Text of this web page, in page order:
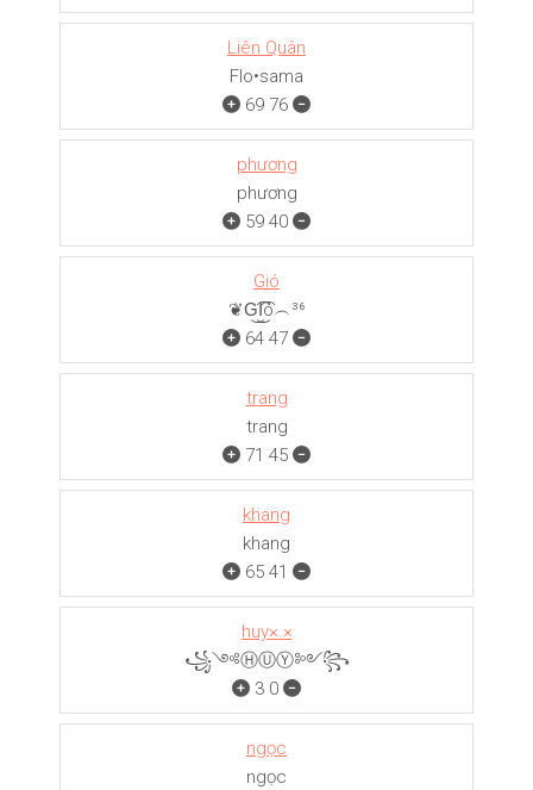
Liên Quân
Flo•sama
69 76
phương
phương
59 40
Gió
❦G͜͡I͜͡ó︵³⁶
64 47
trang
trang
71 45
khang
khang
65 41
huy×.×
꧁༺ⒽⓊⓎ༻꧂
3 0
ngọc
ngọc